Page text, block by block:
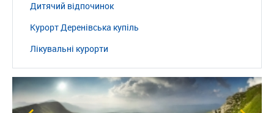
Дитячий відпочинок
Курорт Деренівська купіль
Лікувальні курорти